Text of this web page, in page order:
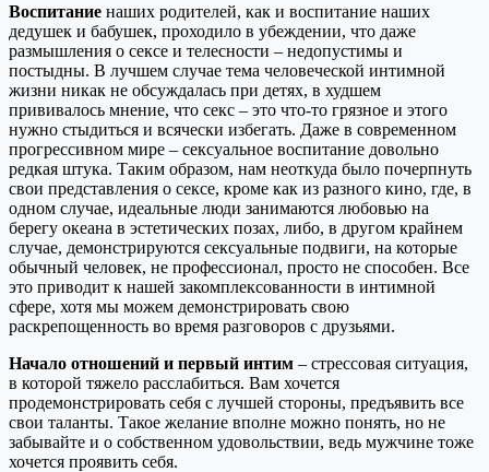
Воспитание наших родителей, как и воспитание наших
дедушек и бабушек, проходило в убеждении, что даже
размышления о сексе и телесности – недопустимы и
постыдны. В лучшем случае тема человеческой интимной
жизни никак не обсуждалась при детях, в худшем
прививалось мнение, что секс – это что-то грязное и этого
нужно стыдиться и всячески избегать. Даже в современном
прогрессивном мире – сексуальное воспитание довольно
редкая штука. Таким образом, нам неоткуда было почерпнуть
свои представления о сексе, кроме как из разного кино, где, в
одном случае, идеальные люди занимаются любовью на
берегу океана в эстетических позах, либо, в другом крайнем
случае, демонстрируются сексуальные подвиги, на которые
обычный человек, не профессионал, просто не способен. Все
это приводит к нашей закомплексованности в интимной
сфере, хотя мы можем демонстрировать свою
раскрепощенность во время разговоров с друзьями.
Начало отношений и первый интим – стрессовая ситуация,
в которой тяжело расслабиться. Вам хочется
продемонстрировать себя с лучшей стороны, предъявить все
свои таланты. Такое желание вполне можно понять, но не
забывайте и о собственном удовольствии, ведь мужчине тоже
хочется проявить себя.